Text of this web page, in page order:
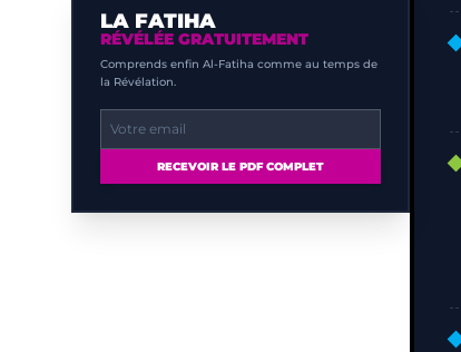
LA FATIHA
RÉVÉLÉE GRATUITEMENT
Comprends enfin Al-Fatiha comme au temps de
la Révélation.
RECEVOIR LE PDF COMPLET